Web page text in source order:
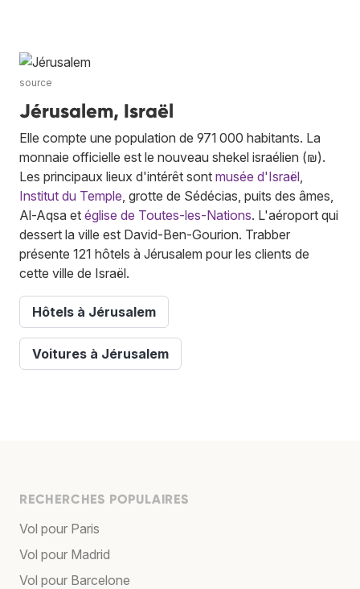
source
Jérusalem, Israël
Elle compte une population de 971 000 habitants. La
monnaie officielle est le nouveau shekel israélien (₪).
Les principaux lieux d'intérêt sont musée d'Israël
Institut du Temple , grotte de Sédécias, puits des âmes,
Al-Aqsa et église de Toutes-les-Nations. L'aéroport qui
dessert la ville est David-Ben-Gourion. Trabber
présente 121 hôtels à Jérusalem pour les clients de
cette ville de Israël.
Hôtels à Jérusalem
Voitures à Jérusalem
RECHERCHES POPULAIRES
Vol pour Paris
Vol pour Madrid
Vol pour Barcelone